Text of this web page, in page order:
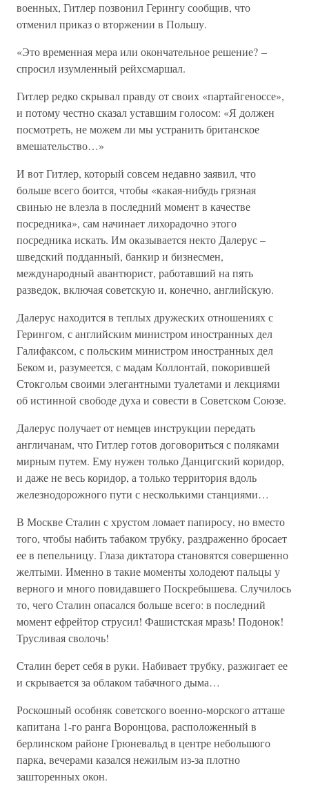
военных, Гитлер позвонил Герингу сообщив, что
отменил приказ о вторжении в Польшу.
«Это временная мера или окончательное решение? –
спросил изумленный рейхсмаршал.
Гитлер редко скрывал правду от своих «партайгеноссе»,
и потому честно сказал уставшим голосом: «Я должен
посмотреть, не можем ли мы устранить британское
вмешательство…»
И вот Гитлер, который совсем недавно заявил, что
больше всего боится, чтобы «какая-нибудь грязная
свинью не влезла в последний момент в качестве
посредника», сам начинает лихорадочно этого
посредника искать. Им оказывается некто Далерус –
шведский подданный, банкир и бизнесмен,
международный авантюрист, работавший на пять
разведок, включая советскую и, конечно, английскую.
Далерус находится в теплых дружеских отношениях с
Герингом, с английским министром иностранных дел
Галифаксом, с польским министром иностранных дел
Беком и, разумеется, с мадам Коллонтай, покорившей
Стокгольм своими элегантными туалетами и лекциями
об истинной свободе духа и совести в Советском Союзе.
Далерус получает от немцев инструкции передать
англичанам, что Гитлер готов договориться с поляками
мирным путем. Ему нужен только Данцигский коридор,
и даже не весь коридор, а только территория вдоль
железнодорожного пути с несколькими станциями…
В Москве Сталин с хрустом ломает папиросу, но вместо
того, чтобы набить табаком трубку, раздраженно бросает
ее в пепельницу. Глаза диктатора становятся совершенно
желтыми. Именно в такие моменты холодеют пальцы у
верного и много повидавшего Поскребышева. Случилось
то, чего Сталин опасался больше всего: в последний
момент ефрейтор струсил! Фашистская мразь! Подонок!
Трусливая сволочь!
Сталин берет себя в руки. Набивает трубку, разжигает ее
и скрывается за облаком табачного дыма…
Роскошный особняк советского военно-морского атташе
капитана 1-го ранга Воронцова, расположенный в
берлинском районе Грюневальд в центре небольшого
парка, вечерами казался нежилым из-за плотно
зашторенных окон.